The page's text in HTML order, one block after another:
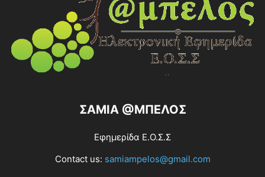
ΣΑΜΙΑ @ΜΠΕΛΟΣ
Εφημερίδα Ε.Ο.Σ.Σ
Contact us: samiampelos@gmail.com